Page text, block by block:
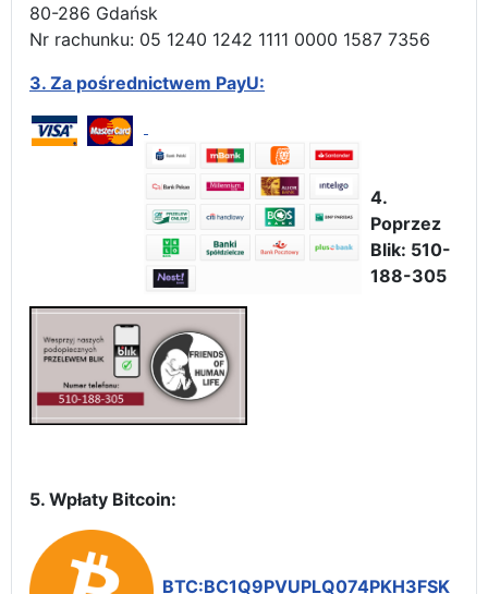
80-286 Gdańsk
Nr rachunku: 05 1240 1242 1111 0000 1587 7356
3. Za pośrednictwem PayU:
4.
Poprzez
Blik: 510-
188-305
5. Wpłaty Bitcoin:
BTC:BC1Q9PVUPLQ074PKH3FSK